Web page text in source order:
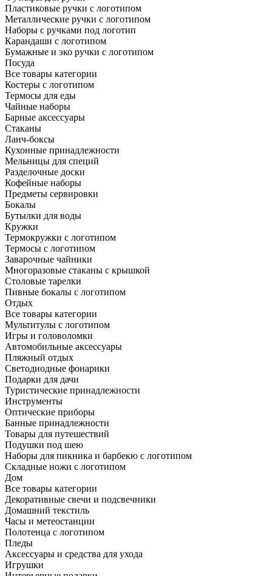
Пластиковые ручки с логотипом
Металлические ручки с логотипом
Наборы с ручками под логотип
Карандаши с логотипом
Бумажные и эко ручки с логотипом
Посуда
Все товары категории
Костеры с логотипом
Термосы для еды
Чайные наборы
Барные аксессуары
Стаканы
Ланч-боксы
Кухонные принадлежности
Мельницы для специй
Разделочные доски
Кофейные наборы
Предметы сервировки
Бокалы
Бутылки для воды
Кружки
Термокружки с логотипом
Термосы с логотипом
Заварочные чайники
Многоразовые стаканы с крышкой
Столовые тарелки
Пивные бокалы с логотипом
Отдых
Все товары категории
Мультитулы с логотипом
Игры и головоломки
Автомобильные аксессуары
Пляжный отдых
Светодиодные фонарики
Подарки для дачи
Туристические принадлежности
Инструменты
Оптические приборы
Банные принадлежности
Товары для путешествий
Подушки под шею
Наборы для пикника и барбекю с логотипом
Складные ножи с логотипом
Дом
Все товары категории
Декоративные свечи и подсвечники
Домашний текстиль
Часы и метеостанции
Полотенца с логотипом
Пледы
Аксессуары и средства для ухода
Игрушки